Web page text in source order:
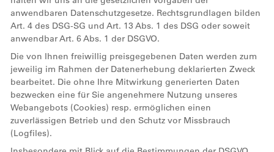
anwendbaren Datenschutzgesetze. Rechtsgrundlagen bilden
Art. 4 des DSG-SG und Art. 13 Abs. 1 des DSG oder soweit
anwendbar Art. 6 Abs. 1 der DSGVO.
Die von Ihnen freiwillig preisgegebenen Daten werden zum
jeweilig im Rahmen der Datenerhebung deklarierten Zweck
bearbeitet. Die ohne Ihre Mitwirkung generierten Daten
bezwecken eine für Sie angenehmere Nutzung unseres
Webangebots (Cookies) resp. ermöglichen einen
zuverlässigen Betrieb und den Schutz vor Missbrauch
(Logfiles).